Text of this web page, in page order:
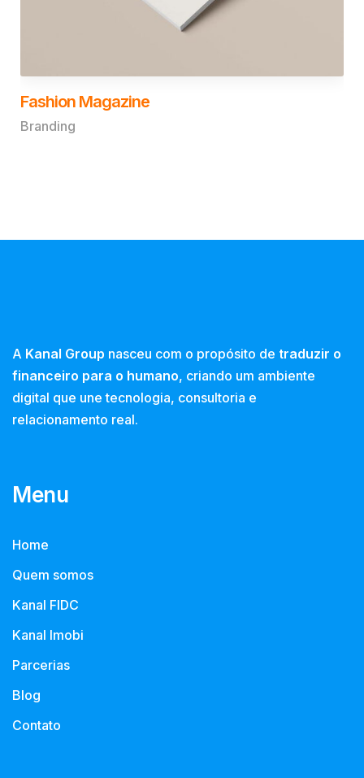
Fashion Magazine
Branding
A Kanal Group nasceu com o propósito de traduzir o
financeiro para o humano, criando um ambiente
digital que une tecnologia, consultoria e
relacionamento real.
Menu
Home
Quem somos
Kanal FIDC
Kanal Imobi
Parcerias
Blog
Contato